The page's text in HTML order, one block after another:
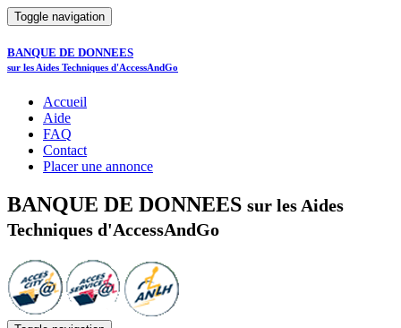
Toggle navigation
BANQUE DE DONNEES
sur les Aides Techniques d'AccessAndGo
Accueil
Aide
FAQ
Contact
Placer une annonce
BANQUE DE DONNEES sur les Aides
Techniques d'AccessAndGo